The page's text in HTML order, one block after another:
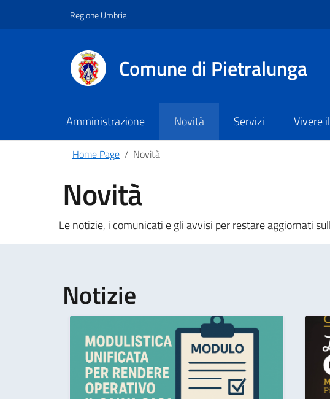
Regione Umbria
Comune di Pietralunga
Amministrazione Novità Servizi Vivere
Home Page Novità
Novità
Le notizie, i comunicati e gli avvisi per restare aggiornati
Notizie